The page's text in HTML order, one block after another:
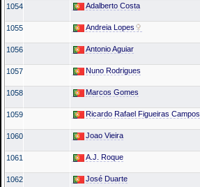
1054 Adalberto Costa
1055 Andreia Lopes
1056 Antonio Aguiar
1057 Nuno Rodrigues
1058 Marcos Gomes
1059 Ricardo Rafael Figueiras Campos
1060 Joao Vieira
1061 A.J. Roque
1062 José Duarte